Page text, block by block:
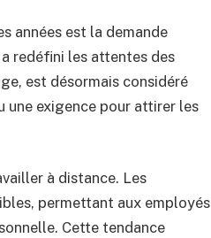
années est la demande
redéfini les attentes des
est désormais considéré
une exigence pour attirer les
à distance. Les
permettant aux employés
Cette tendance